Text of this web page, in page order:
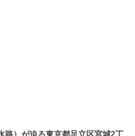
路）が迫る東京都足立区宮城2丁